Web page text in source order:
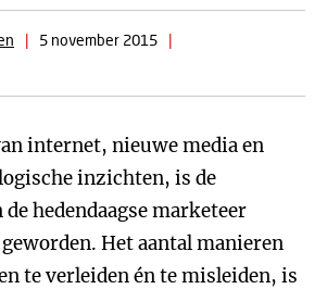
| 5 november 2015
|
internet, nieuwe media en
inzichten, is de
hedendaagse marketeer
Het aantal manieren
te verleiden én te misleiden, is